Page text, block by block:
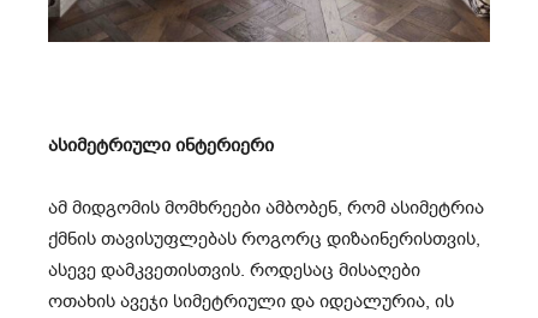
ასიმეტრიული ინტერიერი
ამ მიდგომის მომხრეები ამბობენ, რომ ასიმეტრია
ქმნის თავისუფლებას როგორც დიზაინერისთვის,
ასევე დამკვეთისთვის. როდესაც მისაღები
ოთახის ავეჯი სიმეტრიული და იდეალურია, ის